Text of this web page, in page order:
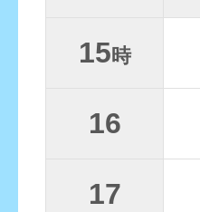
15時
16
17